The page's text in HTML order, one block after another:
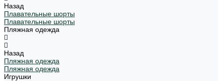
Назад
Плавательные шорты
Плавательные шорты
Пляжная одежда
Назад
Пляжная одежда
Пляжная одежда
Игрушки